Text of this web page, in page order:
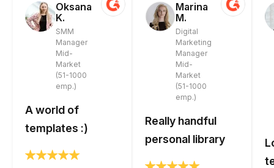
Oksana
K.
SMM
Manager
Mid-
Market
(51-1000
emp.)
A world of
templates :)
Marina
M.
Digital
Marketing
Manager
Mid-
Market
(51-1000
emp.)
Really handful
personal library